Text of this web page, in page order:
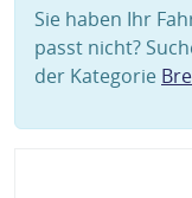
Sie haben Ihr
passt nicht?
der Kategorie